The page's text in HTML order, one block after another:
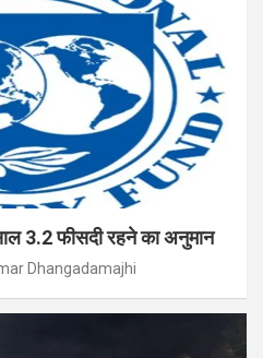
3.2 फीसदी रहने का अनुमान
Dhangadamajhi